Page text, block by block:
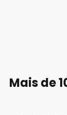
Mais de